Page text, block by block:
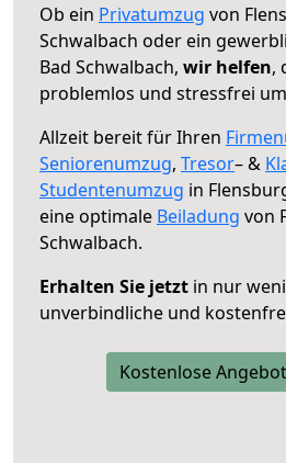
Ob ein Privatumzug von
Schwalbach oder ein
Bad Schwalbach, wir helfen,
problemlos und stressfrei
Allzeit bereit für Ihren
Seniorenumzug, Tresor– &
Studentenumzug in
eine optimale Beiladung von
Schwalbach.
Erhalten Sie jetzt in nur
unverbindliche und
Kostenlose